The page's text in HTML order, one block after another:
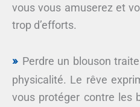
vous vous amuserez et
trop d’efforts.
Perdre un blouson
physicalité. Le rêve
vous protéger contre les